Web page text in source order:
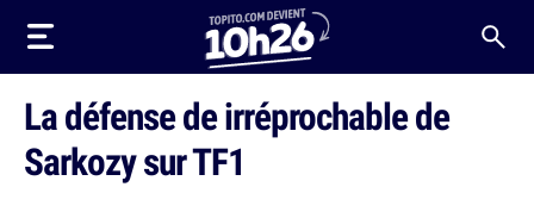
La défense de irréprochable de
Sarkozy sur TF1